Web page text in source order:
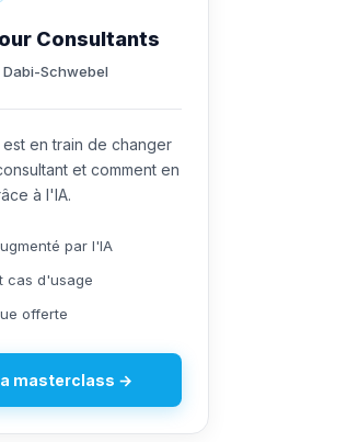
Consultants
Schwebel
en train de changer
et comment en
à l'IA.
par l'IA
cas d'usage
offerte
masterclass →